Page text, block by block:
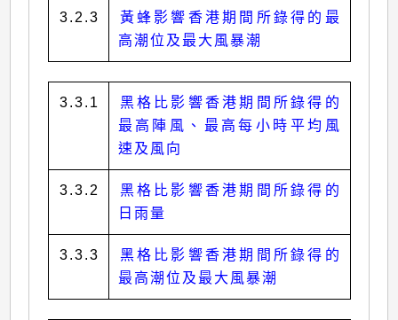
3.2.3
黃蜂影響香港期間所錄得的最
高潮位及最大風暴潮
3.3.1
黑格比影響香港期間所錄得的
最高陣風、最高每小時平均風
速及風向
3.3.2
黑格比影響香港期間所錄得的
日雨量
3.3.3
黑格比影響香港期間所錄得的
最高潮位及最大風暴潮